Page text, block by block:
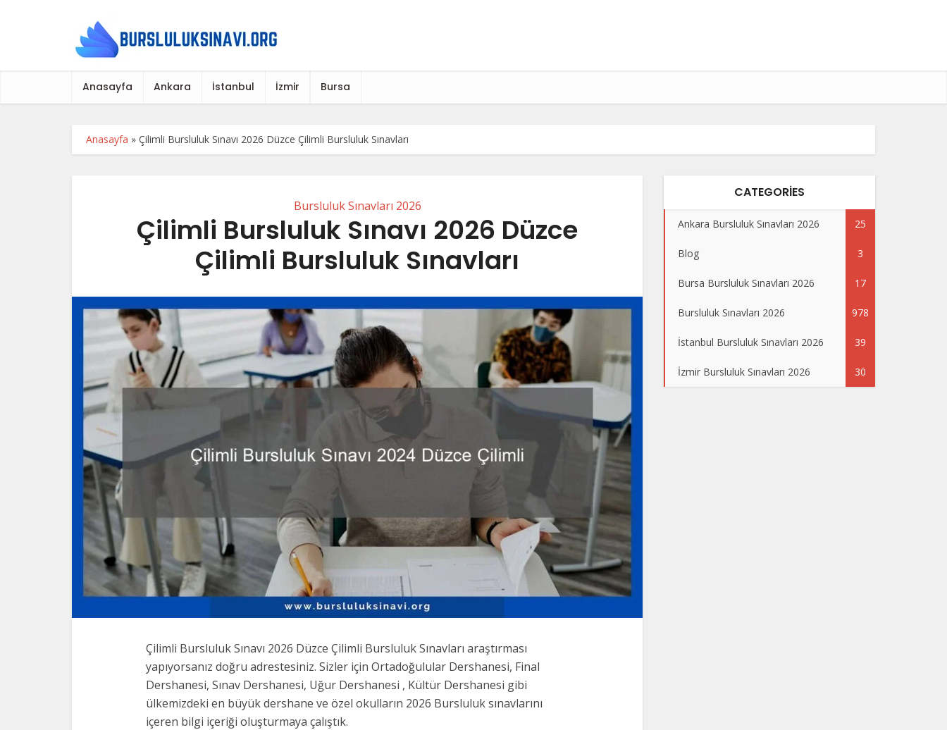
Anasayfa Ankara İstanbul İzmir Bursa
Anasayfa » Çilimli Bursluluk Sınavı 2026 Düzce Çilimli Bursluluk Sınavları
Bursluluk Sınavları 2026
Çilimli Bursluluk Sınavı 2026 Düzce
Çilimli Bursluluk Sınavları
Çilimli Bursluluk Sınavı 2026 Düzce Çilimli Bursluluk Sınavları araştırması
yapıyorsanız doğru adrestesiniz. Sizler için Ortadoğulular Dershanesi, Final
Dershanesi, Sınav Dershanesi, Uğur Dershanesi , Kültür Dershanesi gibi
ülkemizdeki en büyük dershane ve özel okulların 2026 Bursluluk sınavlarını
içeren bilgi içeriği oluşturmaya çalıştık.
CATEGORIES
Ankara Bursluluk Sınavları 2026 25
Blog 3
Bursa Bursluluk Sınavları 2026 17
Bursluluk Sınavları 2026 978
İstanbul Bursluluk Sınavları 2026 39
İzmir Bursluluk Sınavları 2026 30